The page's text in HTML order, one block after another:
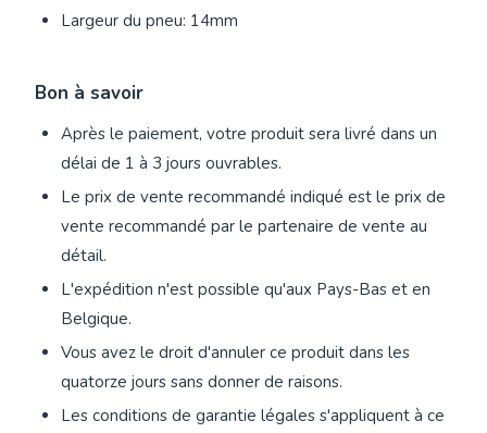
Largeur du pneu: 14mm
Bon à savoir
Après le paiement, votre produit sera livré dans un
délai de 1 à 3 jours ouvrables.
Le prix de vente recommandé indiqué est le prix de
vente recommandé par le partenaire de vente au
détail.
L'expédition n'est possible qu'aux Pays-Bas et en
Belgique.
Vous avez le droit d'annuler ce produit dans les
quatorze jours sans donner de raisons.
Les conditions de garantie légales s'appliquent à ce